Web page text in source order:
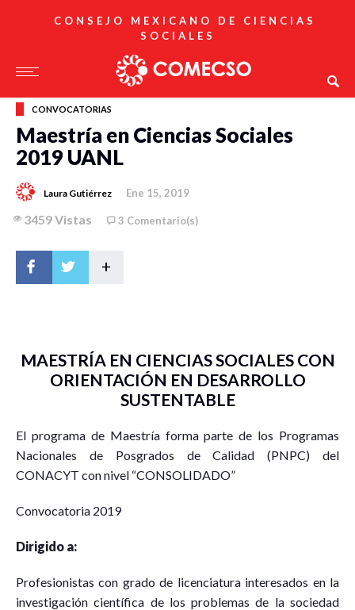
CONSEJO MEXICANO DE CIENCIAS
SOCIALES
CONVOCATORIAS
Maestría en Ciencias Sociales
2019 UANL
Laura Gutiérrez Ene 15, 2019
3459 Vistas 3 Comentario(s)
+
MAESTRÍA EN CIENCIAS SOCIALES CON
ORIENTACIÓN EN DESARROLLO
SUSTENTABLE
El programa de Maestría forma parte de los Programas
Nacionales de Posgrados de Calidad (PNPC) del
CONACYT con nivel “CONSOLIDADO”
Convocatoria 2019
Dirigido a:
Profesionistas con grado de licenciatura interesados en la
investigación científica de los problemas de la sociedad